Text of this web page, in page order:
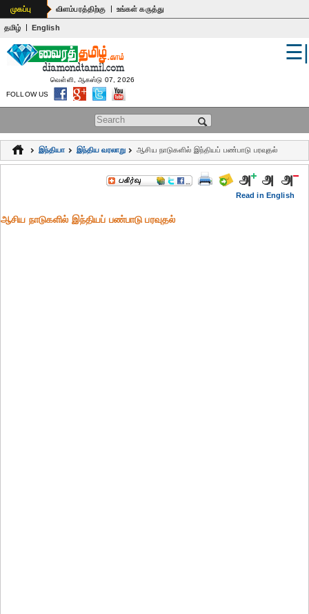
உலகம்
பொதுஅறிவு
கல்வி
ஆன்மிகம்
மருத்துவம்
முகப்பு விளம்பரத்திற்கு | உங்கள் கருத்து
தமிழ் | English
Search form
☰|
வெள்ளி, ஆகஸ்டு 07, 2026
FOLLOW US
இந்தியா இந்திய வரலாறு ஆசிய நாடுகளில் இந்தியப் பண்பாடு பரவுதல்
Read in English
ஆசிய நாடுகளில் இந்தியப் பண்பாடு பரவுதல்